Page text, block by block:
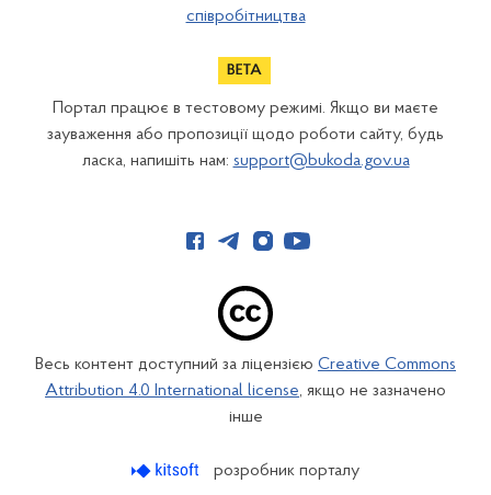
співробітництва
Портал працює в тестовому режимі. Якщо ви маєте
зауваження або пропозиції щодо роботи сайту, будь
ласка, напишіть нам: support@bukoda.gov.ua
Весь контент доступний за ліцензією Creative Commons
Attribution 4.0 International license, якщо не зазначено
інше
розробник порталу